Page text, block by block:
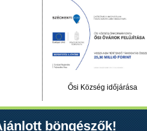
Ősi Község időjárása
böngészők!